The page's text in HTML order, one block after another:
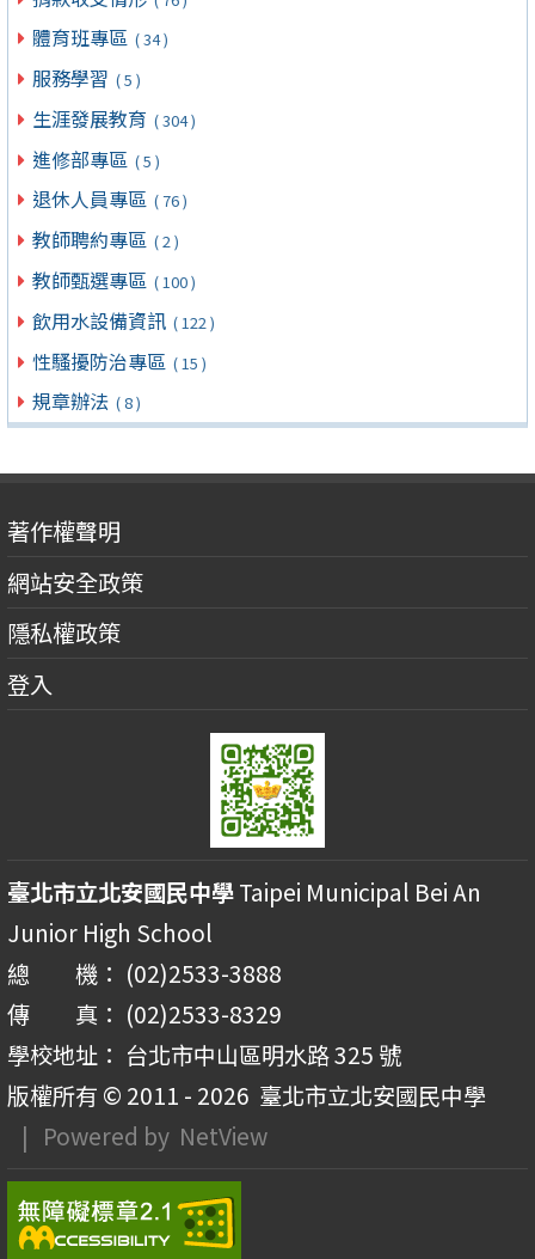
體育班專區 ( 34 )
服務學習 ( 5 )
生涯發展教育 ( 304 )
進修部專區 ( 5 )
退休人員專區 ( 76 )
教師聘約專區 ( 2 )
教師甄選專區 ( 100 )
飲用水設備資訊 ( 122 )
性騷擾防治專區 ( 15 )
規章辦法 ( 8 )
著作權聲明
網站安全政策
隱私權政策
登入
臺北市立北安國民中學Taipei Municipal Bei An
Junior High School
總 機： (02)2533-3888
傳 真： (02)2533-8329
學校地址： 台北市中山區明水路 325 號
版權所有 © 2011 - 2026 臺北市立北安國民中學
| Powered by NetView